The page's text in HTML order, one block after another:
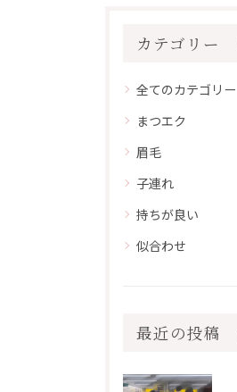
カテゴリー
全てのカテゴリー
まつエク
眉毛
子連れ
持ちが良い
似合わせ
最近の投稿